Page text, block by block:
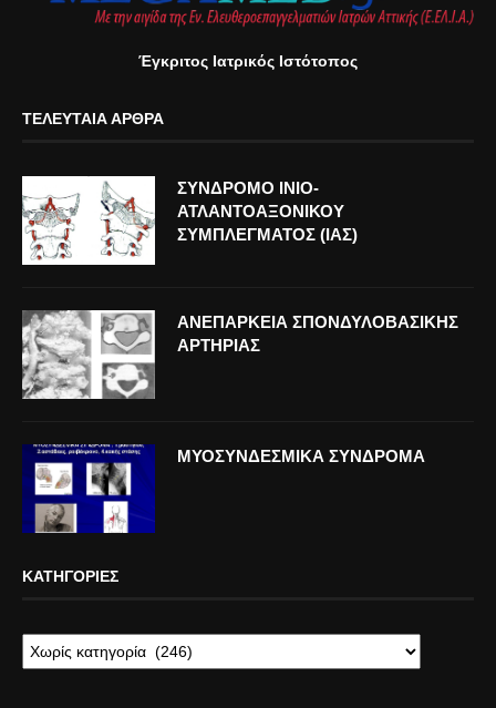
Έγκριτος Ιατρικός Ιστότοπος
ΤΕΛΕΥΤΑΊΑ ΆΡΘΡΑ
ΣΥΝΔΡΟΜΟ ΙΝΙΟ-
ΑΤΛΑΝΤΟΑΞΟΝΙΚΟΥ
ΣΥΜΠΛΕΓΜΑΤΟΣ (ΙΑΣ)
ΑΝΕΠΑΡΚΕΙΑ ΣΠΟΝΔΥΛΟΒΑΣΙΚΗΣ
ΑΡΤΗΡΙΑΣ
ΜΥΟΣΥΝΔΕΣΜΙΚΑ ΣΥΝΔΡΟΜΑ
ΚΑΤΗΓΟΡΊΕΣ